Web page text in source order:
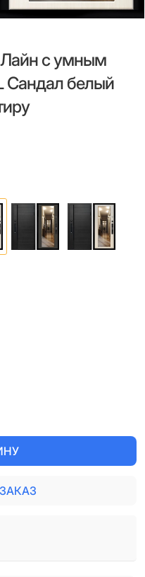
с умным
Сандал белый